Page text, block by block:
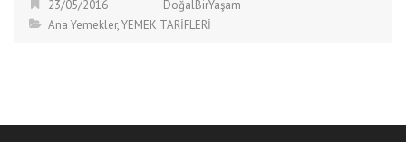
23/05/2016
DoğalBirYaşam
Ana Yemekler,YEMEK TARİFLERİ